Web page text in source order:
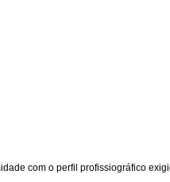
com o perfil profissiográfico